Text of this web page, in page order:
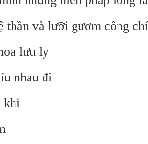
thần và lưỡi gươm công
lưu ly
nhau đi
khi